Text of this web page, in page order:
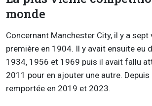
monde
Concernant Manchester City, il y a
première en 1904. Il y avait ensuite eu
1934, 1956 et 1969 puis il avait fallu
2011 pour en ajouter une autre. Depuis
remportée en 2019 et 2023.